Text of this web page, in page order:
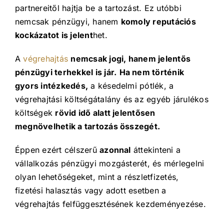
partnereitől hajtja be a tartozást. Ez utóbbi
nemcsak pénzügyi, hanem komoly reputációs
kockázatot is jelenthet.
Avégrehajtás nemcsak jogi, hanem jelentős
pénzügyi terhekkel is jár. Ha nem történik
gyors intézkedés, a késedelmi pótlék, a
végrehajtási költségátalány és az egyéb járulékos
költségek rövid idő alatt jelentősen
megnövelhetik a tartozás összegét.
Éppen ezért célszerűazonnal áttekinteni a
vállalkozás pénzügyi mozgásterét, és mérlegelni
olyan lehetőségeket, mint a részletfizetés,
fizetési halasztás vagy adott esetben a
végrehajtás felfüggesztésének kezdeményezése.